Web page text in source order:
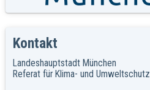
Kontakt
Landeshauptstadt München
Referat für Klima- und Umweltschutz